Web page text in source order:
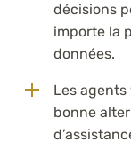
décisions
importe la
données.
Les
bonne